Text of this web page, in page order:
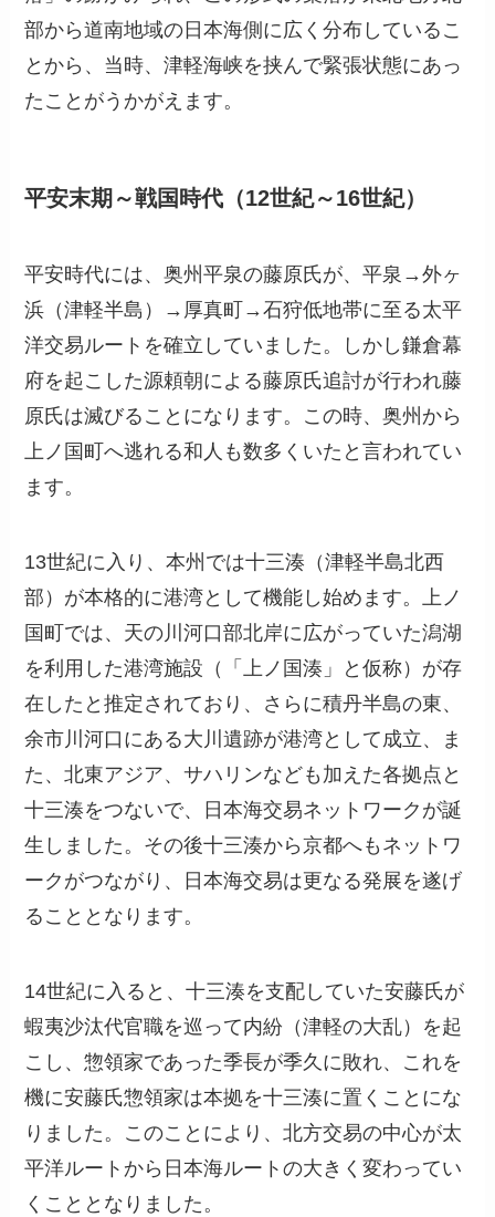
部から道南地域の日本海側に広く分布しているこ
とから、当時、津軽海峡を挟んで緊張状態にあっ
たことがうかがえます。
平安末期～戦国時代（12世紀～16世紀）
平安時代には、奥州平泉の藤原氏が、平泉→外ヶ
浜（津軽半島）→厚真町→石狩低地帯に至る太平
洋交易ルートを確立していました。しかし鎌倉幕
府を起こした源頼朝による藤原氏追討が行われ藤
原氏は滅びることになります。この時、奥州から
上ノ国町へ逃れる和人も数多くいたと言われてい
ます。
13世紀に入り、本州では十三湊（津軽半島北西
部）が本格的に港湾として機能し始めます。上ノ
国町では、天の川河口部北岸に広がっていた潟湖
を利用した港湾施設（「上ノ国湊」と仮称）が存
在したと推定されており、さらに積丹半島の東、
余市川河口にある大川遺跡が港湾として成立、ま
た、北東アジア、サハリンなども加えた各拠点と
十三湊をつないで、日本海交易ネットワークが誕
生しました。その後十三湊から京都へもネットワ
ークがつながり、日本海交易は更なる発展を遂げ
ることとなります。
14世紀に入ると、十三湊を支配していた安藤氏が
蝦夷沙汰代官職を巡って内紛（津軽の大乱）を起
こし、惣領家であった季長が季久に敗れ、これを
機に安藤氏惣領家は本拠を十三湊に置くことにな
りました。このことにより、北方交易の中心が太
平洋ルートから日本海ルートの大きく変わってい
くこととなりました。